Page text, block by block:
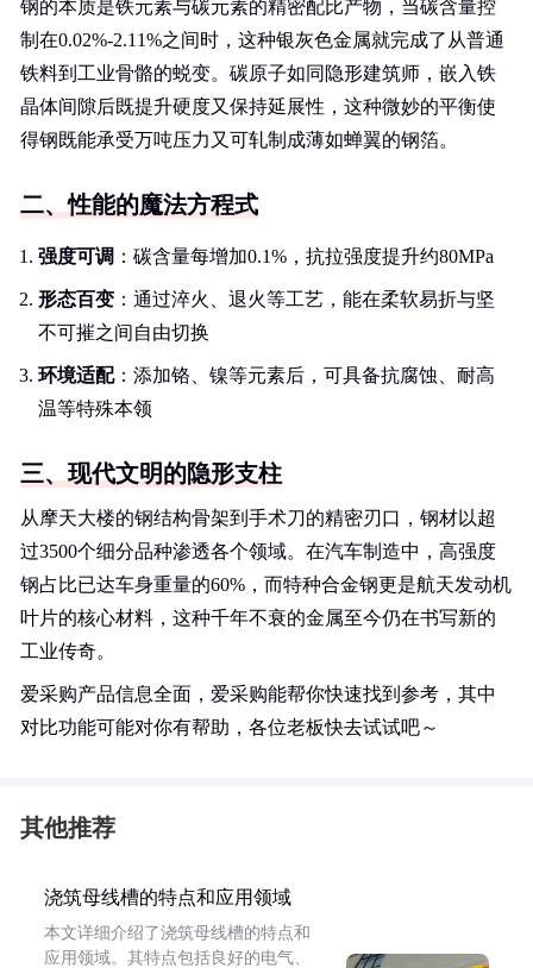
钢的本质是铁元素与碳元素的精密配比产物，当碳含量控
制在0.02%-2.11%之间时，这种银灰色金属就完成了从普通
铁料到工业骨骼的蜕变。碳原子如同隐形建筑师，嵌入铁
晶体间隙后既提升硬度又保持延展性，这种微妙的平衡使
得钢既能承受万吨压力又可轧制成薄如蝉翼的钢箔。
二、性能的魔法方程式
强度可调 ：碳含量每增加0.1%，抗拉强度提升约80MPa
形态百变 ：通过淬火、退火等工艺，能在柔软易折与坚
不可摧之间自由切换
环境适配：添加铬、镍等元素后，可具备抗腐蚀、耐高
温等特殊本领
三、现代文明的隐形支柱
从摩天大楼的钢结构骨架到手术刀的精密刃口，钢材以超
过3500个细分品种渗透各个领域。在汽车制造中，高强度
钢占比已达车身重量的60%，而特种合金钢更是航天发动机
叶片的核心材料，这种千年不衰的金属至今仍在书写新的
工业传奇。
爱采购产品信息全面，爱采购能帮你快速找到参考，其中
对比功能可能对你有帮助，各位老板快去试试吧～
其他推荐
浇筑母线槽的特点和应用领域
本文详细介绍了浇筑母线槽的特点和
应用领域。其特点包括良好的电气、